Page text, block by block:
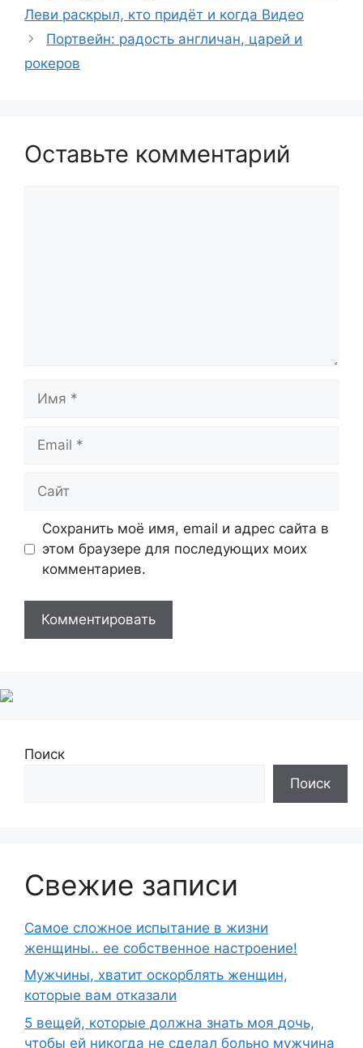
Леви раскрыл, кто придёт и когда Видео
Портвейн: радость англичан, царей и
рокеров
Оставьте комментарий
Имя
Email
Сайт
Сохранить моё имя, email и адрес сайта в
этом браузере для последующих моих
комментариев.
Поиск
Поиск
Свежие записи
Самое сложное испытание в жизни
женщины.. ее собственное настроение!
Мужчины, хватит оскорблять женщин,
которые вам отказали
5 вещей, которые должна знать моя дочь,
чтобы ей никогда не сделал больно мужчина